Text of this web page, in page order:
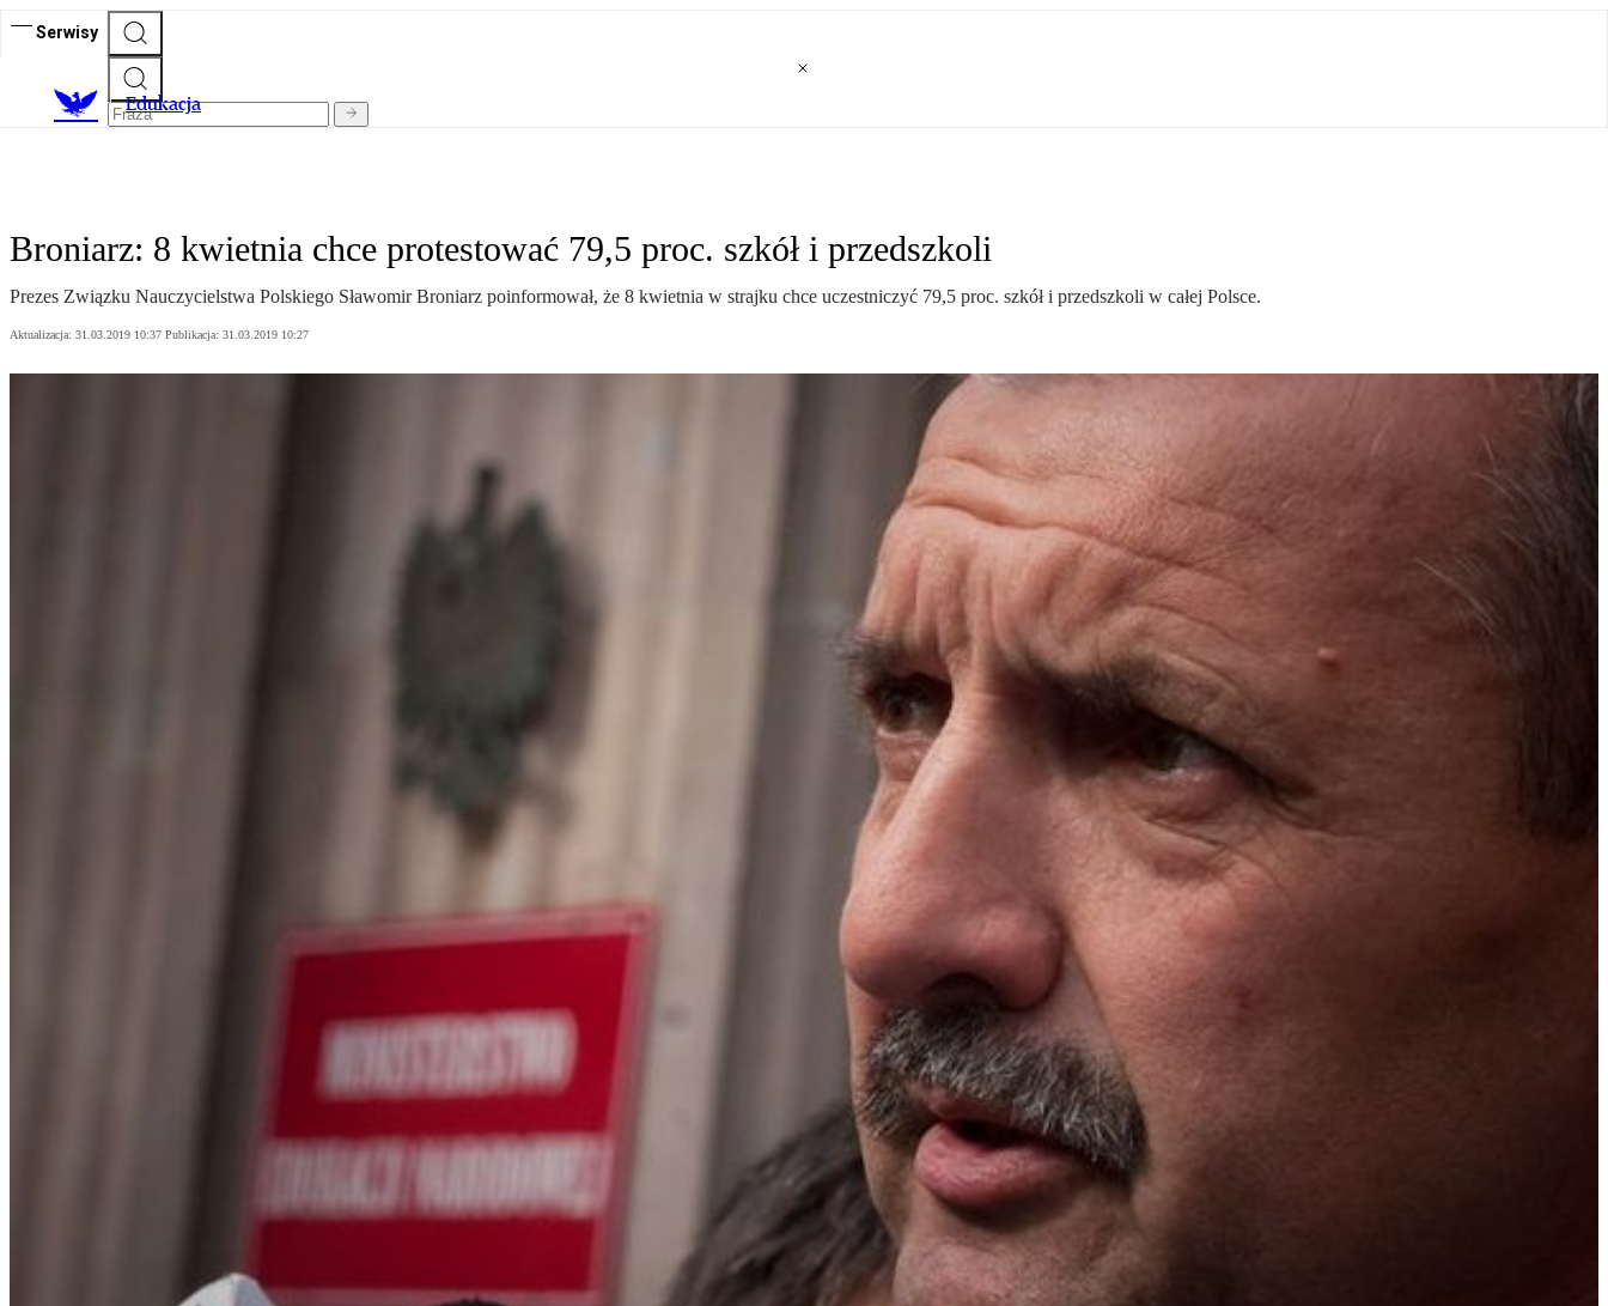
Serwisy
Edukacja
Broniarz: 8 kwietnia chce protestować 79,5 proc. szkół i przedszkoli
Prezes Związku Nauczycielstwa Polskiego Sławomir Broniarz poinformował, że 8 kwietnia w strajku chce uczestniczyć 79,5 proc. szkół i przedszkoli w całej Polsce.
Aktualizacja: 31.03.2019 10:37 Publikacja: 31.03.2019 10:27